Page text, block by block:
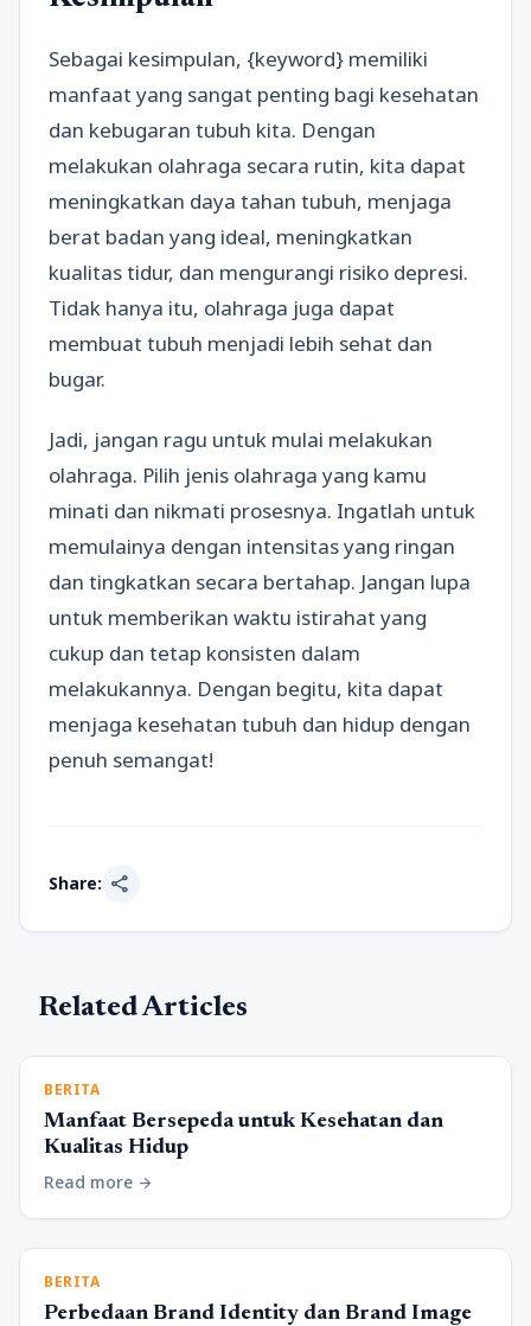
Sebagai kesimpulan, {keyword} memiliki
manfaat yang sangat penting bagi kesehatan
dan kebugaran tubuh kita. Dengan
melakukan olahraga secara rutin, kita dapat
meningkatkan daya tahan tubuh, menjaga
berat badan yang ideal, meningkatkan
kualitas tidur, dan mengurangi risiko depresi.
Tidak hanya itu, olahraga juga dapat
membuat tubuh menjadi lebih sehat dan
bugar.
Jadi, jangan ragu untuk mulai melakukan
olahraga. Pilih jenis olahraga yang kamu
minati dan nikmati prosesnya. Ingatlah untuk
memulainya dengan intensitas yang ringan
dan tingkatkan secara bertahap. Jangan lupa
untuk memberikan waktu istirahat yang
cukup dan tetap konsisten dalam
melakukannya. Dengan begitu, kita dapat
menjaga kesehatan tubuh dan hidup dengan
penuh semangat!
Share: share
Related Articles
BERITA
Manfaat Bersepeda untuk Kesehatan dan
Kualitas Hidup
Read more arrow_forward
BERITA
Perbedaan Brand Identity dan Brand Image